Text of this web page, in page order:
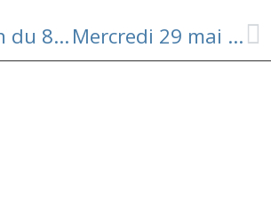
Célébration du 8 mai à Ségur Mercredi 29 mai : Atelier « parents-enfants » à Ségur